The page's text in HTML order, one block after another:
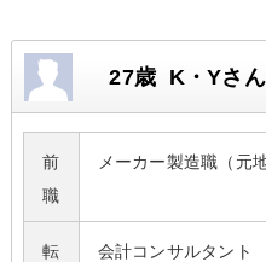
27歳 K・Yさん
前
職
メーカー製造職（元
転
会計コンサルタント